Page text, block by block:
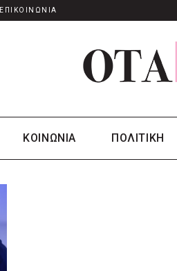
ΕΠΙΚΟΙΝΩΝΙΑ
ΚΟΙΝΩΝΙΑ ΠΟΛΙΤΙΚΗ